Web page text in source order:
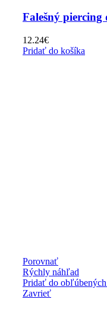
Falešný piercing
12.24€
Pridať do košíka
Porovnať
Rýchly náhľad
Pridať do
Zavrieť